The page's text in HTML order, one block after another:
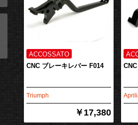
CNC ブレーキレバー F014
Triumph
￥17,380